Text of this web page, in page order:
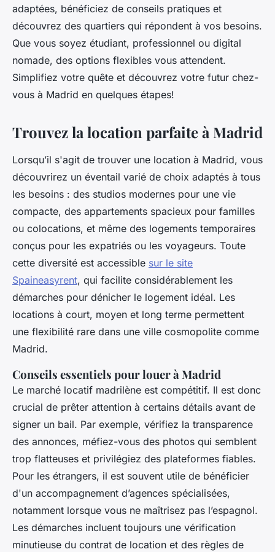
Emma•19 janvier 2025• 4 min de lecture
adaptées, bénéficiez de conseils pratiques et
découvrez des quartiers qui répondent à vos besoins.
Que vous soyez étudiant, professionnel ou digital
nomade, des options flexibles vous attendent.
Simplifiez votre quête et découvrez votre futur chez-
vous à Madrid en quelques étapes!
Trouvez la location parfaite à Madrid
Lorsqu’il s'agit de trouver une location à Madrid, vous
découvrirez un éventail varié de choix adaptés à tous
les besoins : des studios modernes pour une vie
compacte, des appartements spacieux pour familles
ou colocations, et même des logements temporaires
conçus pour les expatriés ou les voyageurs. Toute
cette diversité est accessible sur le site
Spaineasyrent, qui facilite considérablement les
démarches pour dénicher le logement idéal. Les
locations à court, moyen et long terme permettent
une flexibilité rare dans une ville cosmopolite comme
Madrid.
Conseils essentiels pour louer à Madrid
Le marché locatif madrilène est compétitif. Il est donc
crucial de prêter attention à certains détails avant de
signer un bail. Par exemple, vérifiez la transparence
des annonces, méfiez-vous des photos qui semblent
trop flatteuses et privilégiez des plateformes fiables.
Pour les étrangers, il est souvent utile de bénéficier
d'un accompagnement d’agences spécialisées,
notamment lorsque vous ne maîtrisez pas l’espagnol.
Les démarches incluent toujours une vérification
minutieuse du contrat de location et des règles de